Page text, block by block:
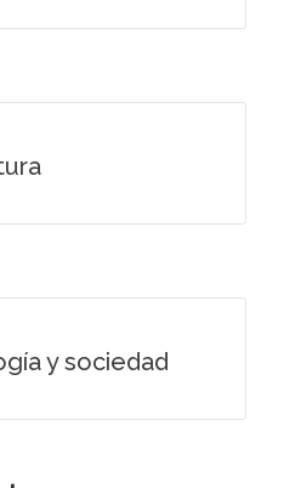
y sociedad